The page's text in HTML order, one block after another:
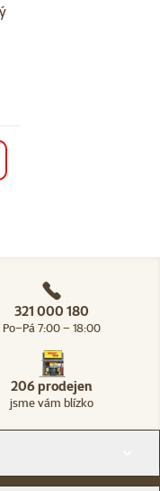
321 000 180
Po–Pá 7:00 – 18:00
206 prodejen
jsme vám blízko